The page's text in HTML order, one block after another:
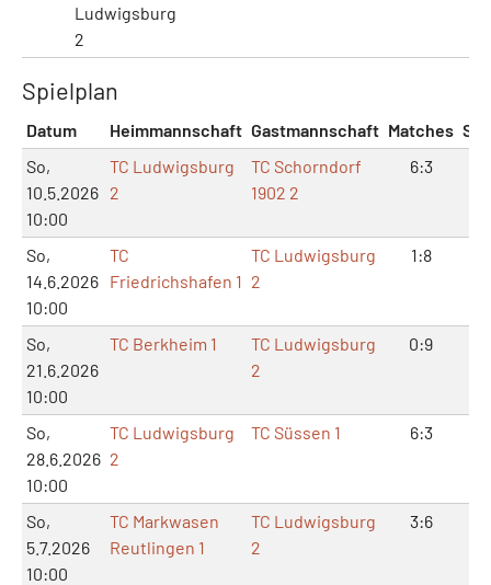
Ludwigsburg
2
Spielplan
Datum Heimmannschaft Gastmannschaft Matches
So,
10.5.2026
10:00
TC Ludwigsburg
2
TC Schorndorf
1902 2
6:3
So,
14.6.2026
10:00
TC
Friedrichshafen 1
TC Ludwigsburg
2
1:8
So,
21.6.2026
10:00
TC Berkheim 1
TC Ludwigsburg
2
0:9
So,
28.6.2026
10:00
TC Ludwigsburg
2
TC Süssen 1 6:3
So,
5.7.2026
10:00
TC Markwasen
Reutlingen 1
TC Ludwigsburg
2
3:6